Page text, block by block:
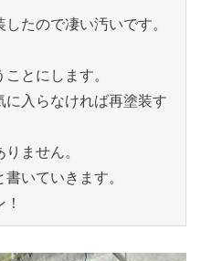
たので凄い汚いです。
とにします。
入らなければ再塗装す
ません。
いていきます。